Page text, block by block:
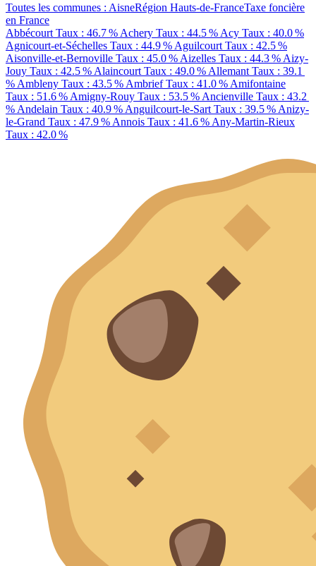
Toutes les communes : AisneRégion Hauts-de-FranceTaxe foncière
en France
Abbécourt Taux : 46.7 % Achery Taux : 44.5 % Acy Taux : 40.0 %
Agnicourt-et-Séchelles Taux : 44.9 % Aguilcourt Taux : 42.5 %
Aisonville-et-Bernoville Taux : 45.0 % Aizelles Taux : 44.3 % Aizy-
Jouy Taux : 42.5 % Alaincourt Taux : 49.0 % Allemant Taux : 39.1
% Ambleny Taux : 43.5 % AmbriefTaux : 41.0 % Amifontaine
Taux : 51.6 % Amigny-Rouy Taux : 53.5 % Ancienville Taux : 43.2
% Andelain Taux : 40.9 % Anguilcourt-le-Sart Taux : 39.5 % Anizy-
le-Grand Taux : 47.9 % Annois Taux : 41.6 % Any-Martin-Rieux
Taux : 42.0 %